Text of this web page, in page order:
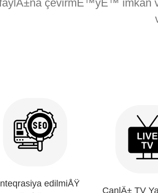
çevirmÉ™yÉ™ imkan
edilmiÅŸ
CanlÄ± TV